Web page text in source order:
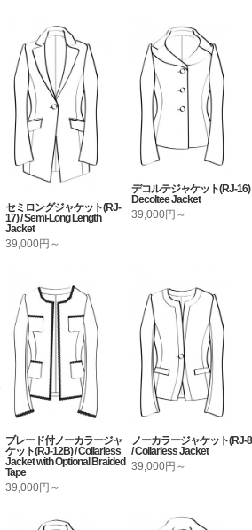
セミロングジャケット(RJ-
17) / Semi-Long Length
Jacket
39,000円～
デコルテジャケット(RJ-16)
Decoltee Jacket
39,000円～
ブレード付ノーカラージャ
ケット(RJ-12B) / Collarless
Jacket with Optional Braided
Tape
39,000円～
ノーカラージャケット(RJ-
/ Collarless Jacket
39,000円～